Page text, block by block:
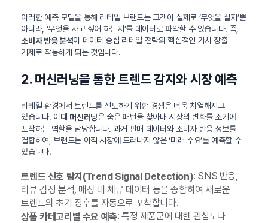
이러한 예측 모델을 통해 리테일 브랜드는 고객이 실제로 ‘무엇을 살지’뿐
아니라, ‘무엇을 사고 싶어 하는지’를 데이터로 파악할 수 있습니다. 즉,
소비자 반응 분석이 데이터 중심 리테일 전략의 핵심적인 가치 창출
기제로 작동하게 되는 것입니다.
2. 머신러닝을 통한 트렌드 감지와 시장 예측
리테일 환경에서 트렌드를 선도하기 위한 경쟁은 더욱 치열해지고
있습니다. 이때 머신러닝은 숨은 패턴을 찾아내 시장의 변화를 조기에
포착하는 역할을 담당합니다. 과거 판매 데이터와 소비자 반응 정보를
결합하여, 브랜드는 아직 시장에 드러나지 않은 ‘미래 수요’를 예측할 수
있습니다.
트렌드 신호 탐지(Trend Signal Detection): SNS 반응,
리뷰 감정 분석, 매장 내 체류 데이터 등을 종합하여 새로운
트렌드의 초기 징후를 자동으로 포착합니다.
상품 카테고리별 수요 예측: 특정 제품군에 대한 관심도나